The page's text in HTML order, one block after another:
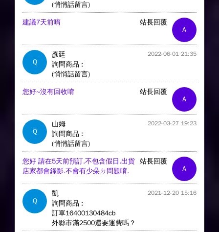
(悄悄話留言)
A
站長回覆
建議7天前唷
Q
彥廷 2022-06-01 21:35
詢問商品 :
(悄悄話留言)
A
站長回覆
您好~沒有回收唷
Q
山姆 2022-03-27 19:23
詢問商品 :
(悄悄話留言)
A
站長回覆
您好 請在5天前預訂.不包含假日.出貨
店家都會錄影.不會有少朵ㄉ問題唷.
Q
凱 2021-12-20 15:16
詢問商品 :
訂單16400130484cb
外縣市滿2500還要運費嗎？